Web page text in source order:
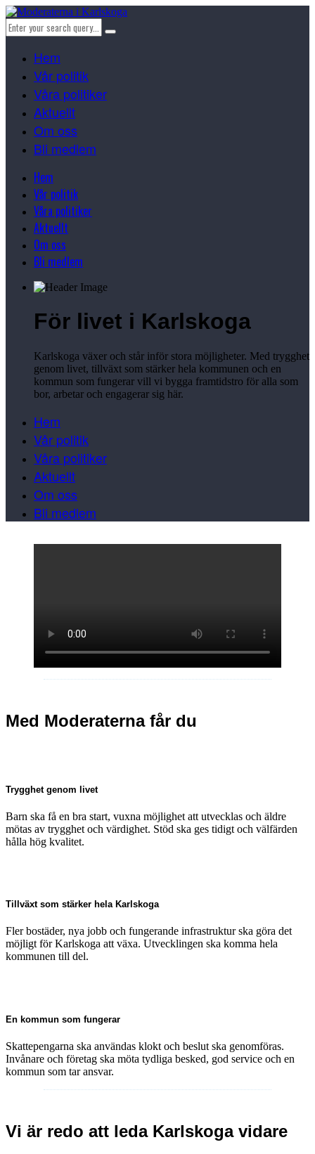
Hem
Vår politik
Våra politiker
Aktuellt
Om oss
Bli medlem
Hem
Vår politik
Våra politiker
Aktuellt
Om oss
Bli medlem
För livet i Karlskoga
Karlskoga växer och står inför stora möjligheter. Med trygghet
genom livet, tillväxt som stärker hela kommunen och en
kommun som fungerar vill vi bygga framtidstro för alla som
bor, arbetar och engagerar sig här.
Hem
Vår politik
Våra politiker
Aktuellt
Om oss
Bli medlem
Med Moderaterna får du
Trygghet genom livet
Barn ska få en bra start, vuxna möjlighet att utvecklas och äldre
mötas av trygghet och värdighet. Stöd ska ges tidigt och välfärden
hålla hög kvalitet.
Tillväxt som stärker hela Karlskoga
Fler bostäder, nya jobb och fungerande infrastruktur ska göra det
möjligt för Karlskoga att växa. Utvecklingen ska komma hela
kommunen till del.
En kommun som fungerar
Skattepengarna ska användas klokt och beslut ska genomföras.
Invånare och företag ska möta tydliga besked, god service och en
kommun som tar ansvar.
Vi är redo att leda Karlskoga vidare